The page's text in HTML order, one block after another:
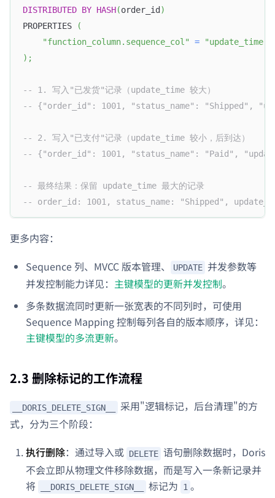
DISTRIBUTED BY HASH(order_id )
PROPERTIES
(
"function_column.sequence_col"
= "update_time"
) ;
-- 1. 写入"已发货"记录（update_time 较大）
-- {"order_id": 1001, "status_name": "Shipped",
-- 2. 写入"已支付"记录（update_time 较小，后到达）
-- {"order_id": 1001, "status_name": "Paid",
-- 最终结果：保留 update_time 最大的记录
-- order_id: 1001, status_name: "Shipped",
更多内容：
Sequence 列、MVCC 版本管理、
UPDATE 并发参数等
并发控制能力详见： 主键模型的更新并发控制。
多条数据流同时更新一张宽表的不同列时，可使用
Sequence Mapping 控制每列各自的版本顺序，详见：
主键模型的多流更新。
2.3 删除标记的工作流程
__DORIS_DELETE_SIGN__
采用"逻辑标记，后台清理"的方
式，分为三个阶段：
执行删除：通过导入或 DELETE 语句删除数据时，Doris
不会立即从物理文件移除数据，而是写入一条新记录并
将
__DORIS_DELETE_SIGN__ 标记为 1 。